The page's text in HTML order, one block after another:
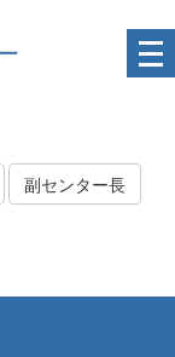
副センター長